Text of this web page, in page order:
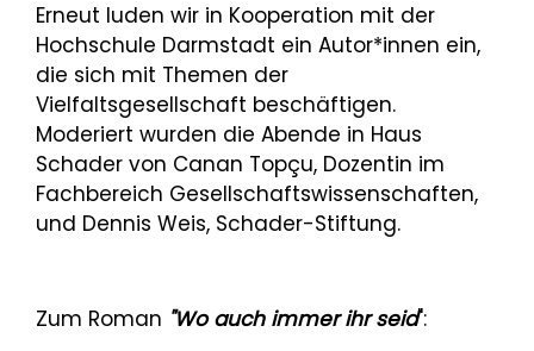
Erneut luden wir in Kooperation mit der
Hochschule Darmstadt ein Autor*innen ein,
die sich mit Themen der
Vielfaltsgesellschaft beschäftigen.
Moderiert wurden die Abende in Haus
Schader von Canan Topçu, Dozentin im
Fachbereich Gesellschaftswissenschaften,
und Dennis Weis, Schader-Stiftung.
Zum Roman "Wo auch immer ihr seid":